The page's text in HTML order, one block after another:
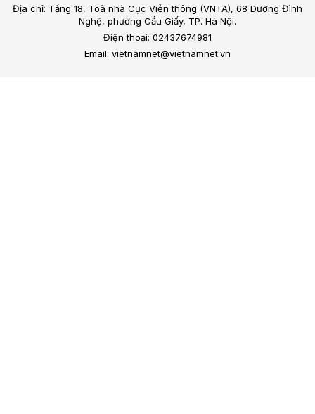
Địa chỉ: Tầng 18, Toà nhà Cục Viễn thông (VNTA), 68 Dương Đình
Nghệ, phường Cầu Giấy, TP. Hà Nội.
Điện thoại: 02437674981
Email: vietnamnet@vietnamnet.vn